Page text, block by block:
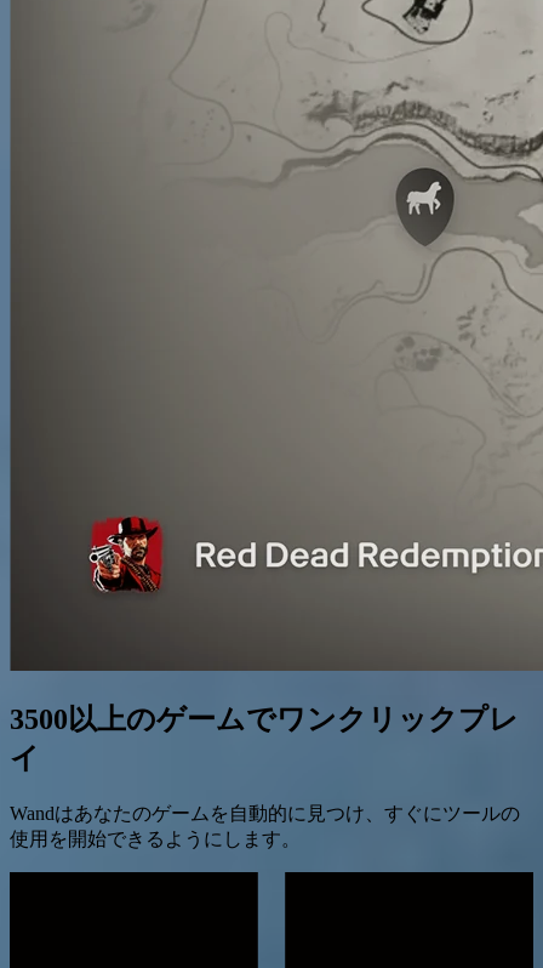
3500以上のゲームでワンクリックプレ
イ
Wandはあなたのゲームを自動的に見つけ、すぐにツールの
使用を開始できるようにします。